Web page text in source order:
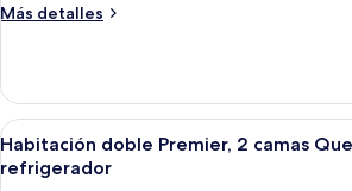
cama
refrigerador
Más detalles
Más
Premier,
cama
King
Abrir
todas
Una
3
Habitación doble Premier, 2 camas
refrigerador